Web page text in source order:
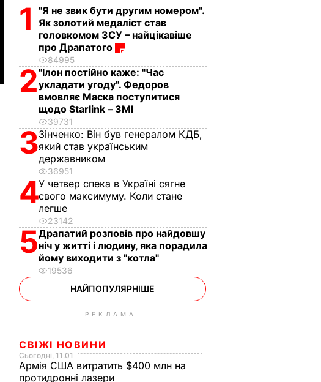
1
"Я не звик бути другим номером".
Як золотий медаліст став
головкомом ЗСУ – найцікавіше
про Драпатого
84995
2"Ілон постійно каже: "Час
укладати угоду". Федоров
вмовляє Маска поступитися
щодо Starlink – ЗМІ
39731
3Зінченко: Він був генералом КДБ,
який став українським
державником
36951
4У четвер спека в Україні сягне
свого максимуму. Коли стане
легше
23142
5Драпатий розповів про найдовшу
ніч у житті і людину, яка порадила
йому виходити з "котла"
19536
НАЙПОПУЛЯРНІШЕ
РЕКЛАМА
СВІЖІ НОВИНИ
Сьогодні, 11.01
Армія США витратить $400 млн на
протидронні лазери